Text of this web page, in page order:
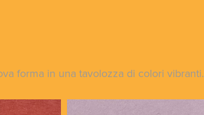
forma in una tavolozza di colori vibranti.